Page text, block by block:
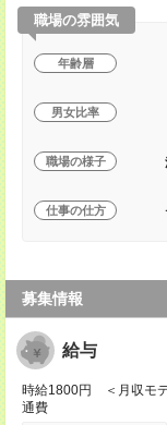
職場の雰囲気
年齢層
男女比率
職場の様子
仕事の仕方
募集情報
給与
時給1800円 ＜月収モ
通費